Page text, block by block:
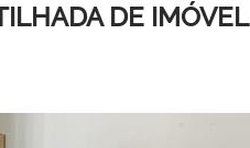
DE IMÓVEL